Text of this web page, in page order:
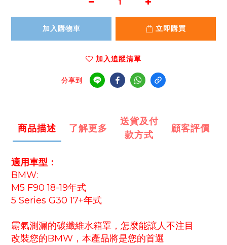
加入購物車 立即購買
加入追蹤清單
分享到
商品描述 了解更多
送貨及付
款方式
顧客評價
適用車型：
BMW:
M5 F90 18-19年式
5 Series G30 17+年式
霸氣測漏的碳纖維水箱罩，怎麼能讓人不注目
改裝您的BMW，本產品將是您的首選